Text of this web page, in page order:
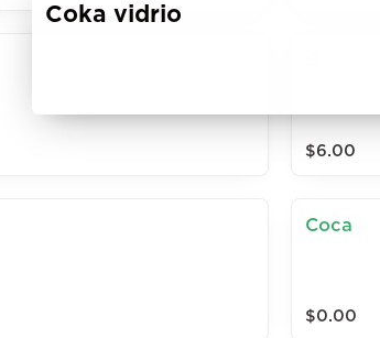
Coka vidrio
$6.00
Coca
$0.00